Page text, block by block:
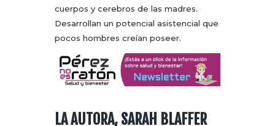
cuerpos y cerebros de las madres.
Desarrollan un potencial asistencial que
pocos hombres creían poseer.
LA AUTORA, SARAH BLAFFER